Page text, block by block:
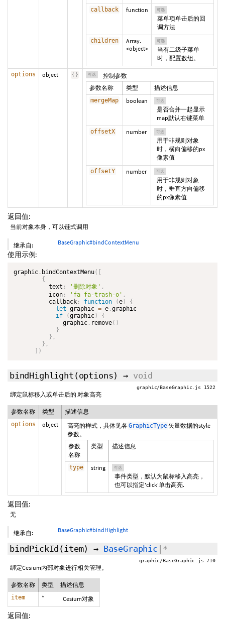
callback function 可选
菜单项单击后的回
调方法
children
Array.
<object>
可选
当有二级子菜单
时，配置数组。
options object { } 可选
控制参数
参数名称
类型 描述信息
mergeMap boolean 可选
是否合并一起显示
map默认右键菜单
offsetX number 可选
用于非规则对象
时，横向偏移的px
像素值
offsetY number 可选
用于非规则对象
时，垂直方向偏移
的px像素值
返回值:
当前对象本身，可以链式调用
继承自: BaseGraphic#bindContextMenu
使用示例:
graphic . bindContextMenu(
{
          text
: '删除对象' ,
          icon
: 'fa fa-trash-o' ,
          callback
: function (e)
{
let graphic = e .graphic
if
(graphic)
{
              graphic
. remove( )
}
} ,
} ,
)
bindHighlight (options) → void
graphic/BaseGraphic.js 1522
绑定鼠标移入或单击后的 对象高亮
参数名称 类型 描述信息
options object 高亮的样式，具体见各 GraphicType矢量数据的style
参数。
参数
名称
类型 描述信息
type string 可选
事件类型，默认为鼠标移入高亮，
也可以指定'click'单击高亮.
返回值:
无
继承自: BaseGraphic#bindHighlight
bindPickId (item) → BaseGraphic |*
graphic/BaseGraphic.js 710
绑定Cesium内部对象进行相关管理。
参数名称 类型 描述信息
item * Cesium对象
返回值: